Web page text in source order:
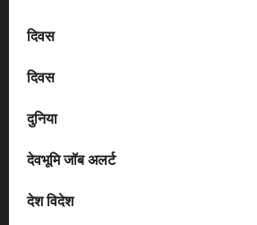
दिवस
दिवस
दुनिया
देवभूमि जॉब अलर्ट
देश विदेश